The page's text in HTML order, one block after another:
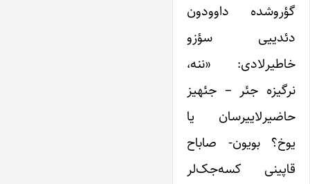
گؤروشده داوودون
دئدییی سؤزو
خاطیرلادی: «ننه،
نرگیزه جئر – جئهیز
حاضیرلاییرسان یا
یوخ؟ بویون- صاباح
قاپینی کسه‌جک‌لر